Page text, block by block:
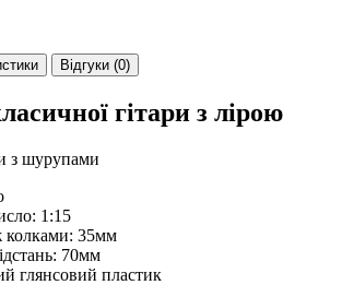
Відгуки (0)
гітари з лірою
з шурупами
1:15
колками: 35мм
70мм
глянсовий пластик